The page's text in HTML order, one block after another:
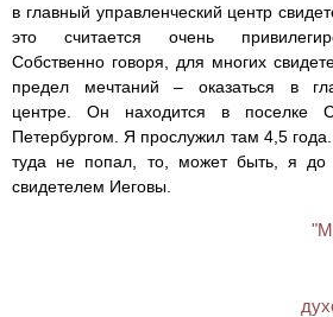
в главный управленческий центр
это считается очень
Собственно говоря, для многих
предел мечтаний – оказаться в
центре. Он находится в поселке
Петербургом. Я прослужил там 4,5
туда не попал, то, может быть, я до
свидетелем Иеговы.